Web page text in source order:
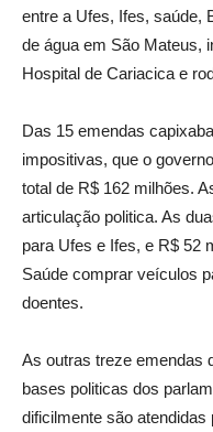
entre a Ufes, Ifes, saúde,
de água em São Mateus,
Hospital de Cariacica e
Das 15 emendas
impositivas, que o
total de R$ 162 milhões.
articulação politica. As
para Ufes e Ifes, e R$ 52
Saúde comprar veículos
doentes.
As outras treze emendas
bases politicas dos
dificilmente são atendidas